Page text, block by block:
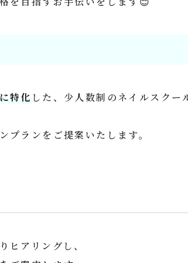
特化 した、少人数制のネイルスクー
ランをご提案いたします。
ヒアリングし、